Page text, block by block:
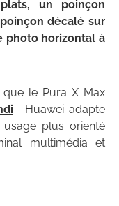
un poinçon
décalé sur
photo horizontal à
le Pura X Max
: Huawei adapte
plus orienté
multimédia et